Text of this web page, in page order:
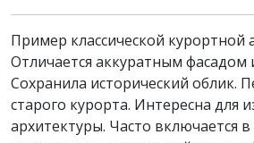
Пример классической курортной
Отличается аккуратным
Сохранила исторический облик.
старого курорта. Интересна для
архитектуры. Часто включается